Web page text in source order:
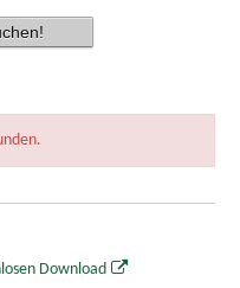
Download